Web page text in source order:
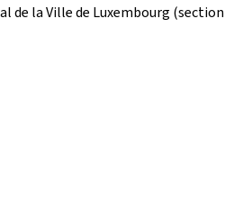
de la Ville de Luxembourg